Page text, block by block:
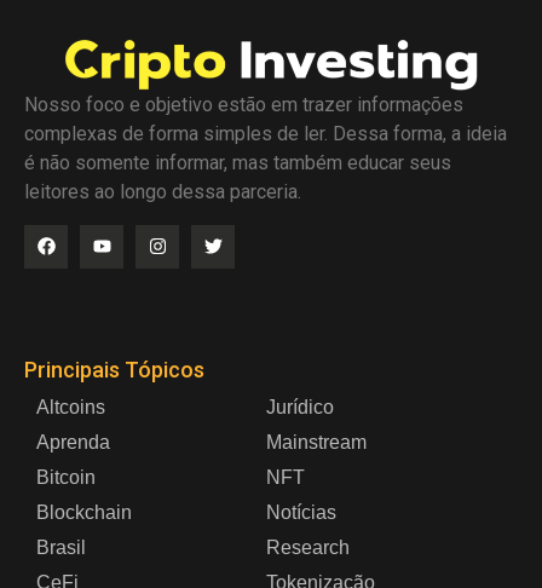
Nosso foco e objetivo estão em trazer informações
complexas de forma simples de ler. Dessa forma, a ideia
é não somente informar, mas também educar seus
leitores ao longo dessa parceria.
Principais Tópicos
Altcoins
Aprenda
Bitcoin
Blockchain
Brasil
CeFi
Jurídico
Mainstream
NFT
Notícias
Research
Tokenização